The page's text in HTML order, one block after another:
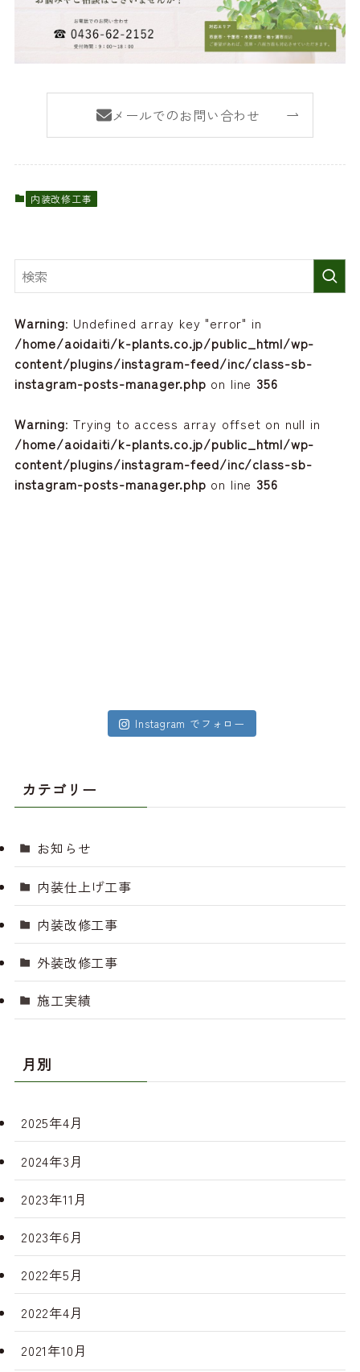
メールでのお問い合わせ
内装改修工事
Warning: Undefined array key "error" in
/home/aoidaiti/k-plants.co.jp/public_html/wp-
content/plugins/instagram-feed/inc/class-sb-
instagram-posts-manager.php on line 356
Warning: Trying to access array offset on null in
/home/aoidaiti/k-plants.co.jp/public_html/wp-
content/plugins/instagram-feed/inc/class-sb-
instagram-posts-manager.php on line 356
Instagram でフォロー
カテゴリー
お知らせ
内装仕上げ工事
内装改修工事
外装改修工事
施工実績
月別
2025年4月
2024年3月
2023年11月
2023年6月
2022年5月
2022年4月
2021年10月